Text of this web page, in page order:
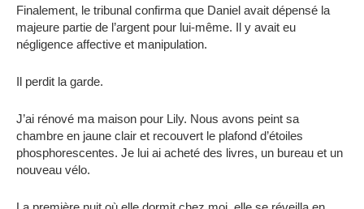
Finalement, le tribunal confirma que Daniel avait dépensé la
majeure partie de l’argent pour lui-même. Il y avait eu
négligence affective et manipulation.
Il perdit la garde.
J’ai rénové ma maison pour Lily. Nous avons peint sa
chambre en jaune clair et recouvert le plafond d’étoiles
phosphorescentes. Je lui ai acheté des livres, un bureau et un
nouveau vélo.